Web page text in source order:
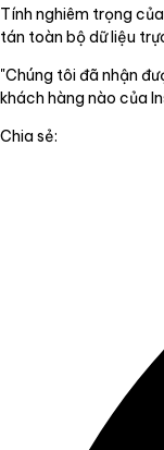
Tính nghiêm trọng
tán toàn bộ dữ liệu
"Chúng tôi đã nhận
khách hàng nào của
Chia sẻ: